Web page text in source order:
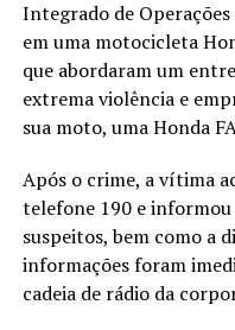
Integrado de
em uma motocicleta
que abordaram um
extrema violência e
sua moto, uma Honda
Após o crime, a vítima
telefone 190 e
suspeitos, bem como a
informações foram
cadeia de rádio da